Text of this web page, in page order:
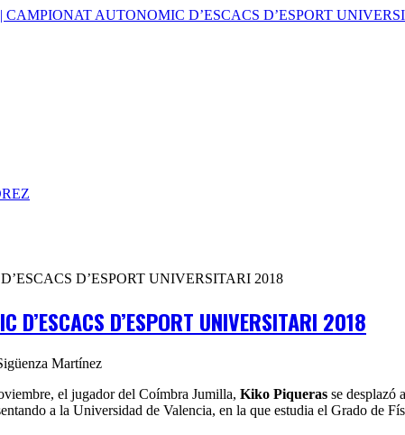
D’ESCACS D’ESPORT UNIVERSITARI 2018
Martínez
el jugador del Coímbra Jumilla, Kiko Piqueras se desplazó
a la Universidad de Valencia, en la que estudia el Grado de